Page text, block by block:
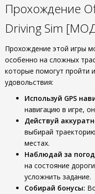
Прохождение
Driving Sim
Прохождение этой игры
особенно на сложных
которые помогут пройти
удовольствия:
Используй GPS
навигацию в игре,
Действуй
выбирай
местах.
Наблюдай за
на состояние
усложнить задание.
Собирай бонусы: